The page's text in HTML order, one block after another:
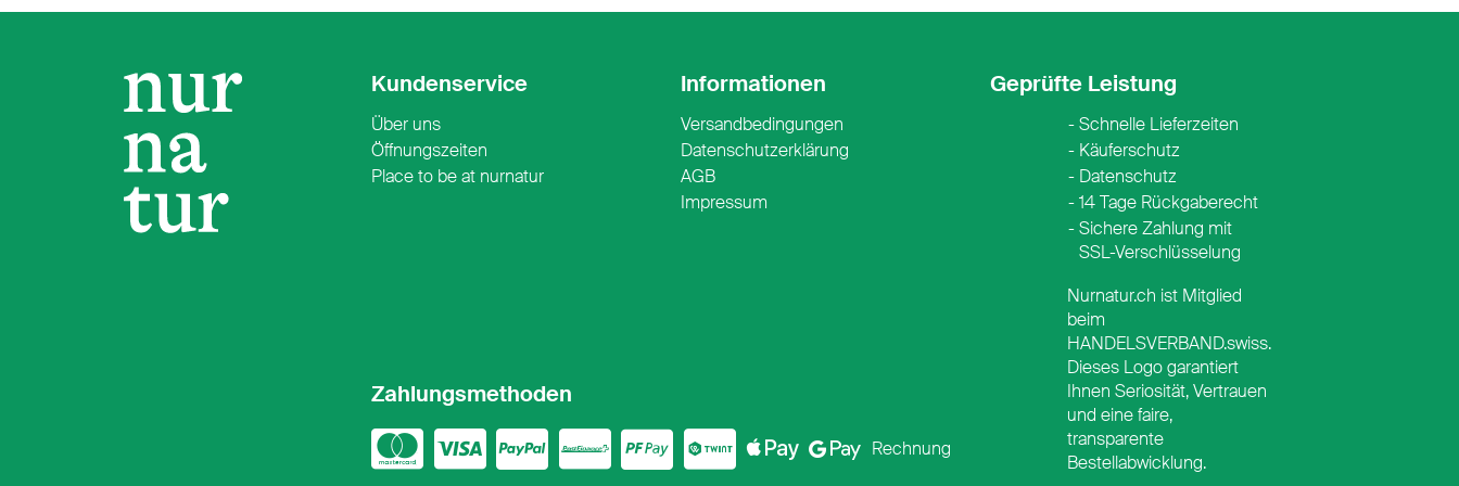
Kundenservice
Über uns
Öffnungszeiten
Place to be at nurnatur
Informationen
Versandbedingungen
Datenschutzerklärung
AGB
Impressum
Geprüfte Leistung
Schnelle Lieferzeiten
Käuferschutz
Datenschutz
14 Tage Rückgaberecht
Sichere Zahlung mit
SSL-Verschlüsselung
Zahlungsmethoden
Mastercard
VisaPayPal
PostFinance
PostFinance Pay
TwintApplePay
Google Pay
Rechnung
Nurnatur.ch ist Mitglied
beim
HANDELSVERBAND.swiss.
Dieses Logo garantiert
Ihnen Seriosität, Vertrauen
und eine faire,
transparente
Bestellabwicklung.